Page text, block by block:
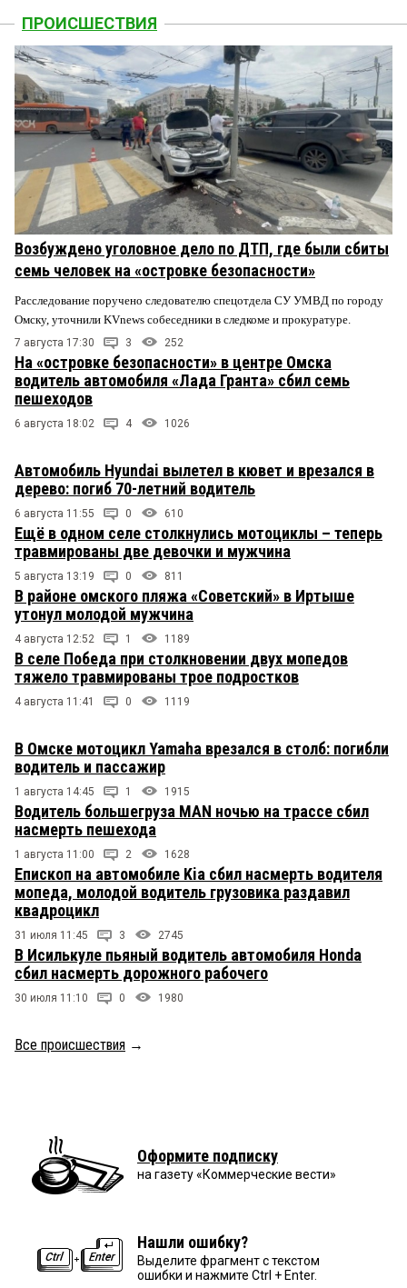
ПРОИСШЕСТВИЯ
Возбуждено уголовное дело по ДТП, где были сбиты
семь человек на «островке безопасности»
Расследование поручено следователю спецотдела СУ УМВД по городу
Омску, уточнили KVnews собеседники в следкоме и прокуратуре.
7 августа 17:30 3 252
На «островке безопасности» в центре Омска
водитель автомобиля «Лада Гранта» сбил семь
пешеходов
6 августа 18:02 4 1026
Автомобиль Hyundai вылетел в кювет и врезался в
дерево: погиб 70-летний водитель
6 августа 11:55 0 610
Ещё в одном селе столкнулись мотоциклы – теперь
травмированы две девочки и мужчина
5 августа 13:19 0 811
В районе омского пляжа «Советский» в Иртыше
утонул молодой мужчина
4 августа 12:52 1 1189
В селе Победа при столкновении двух мопедов
тяжело травмированы трое подростков
4 августа 11:41 0 1119
В Омске мотоцикл Yamaha врезался в столб: погибли
водитель и пассажир
1 августа 14:45 1 1915
Водитель большегруза MAN ночью на трассе сбил
насмерть пешехода
1 августа 11:00 2 1628
Епископ на автомобиле Kia сбил насмерть водителя
мопеда, молодой водитель грузовика раздавил
квадроцикл
31 июля 11:45 3 2745
В Исилькуле пьяный водитель автомобиля Honda
сбил насмерть дорожного рабочего
30 июля 11:10 0 1980
Все происшествия →
Оформите подписку
на газету «Коммерческие вести»
Нашли ошибку?
Выделите фрагмент с текстом
ошибки и нажмите Ctrl + Enter.